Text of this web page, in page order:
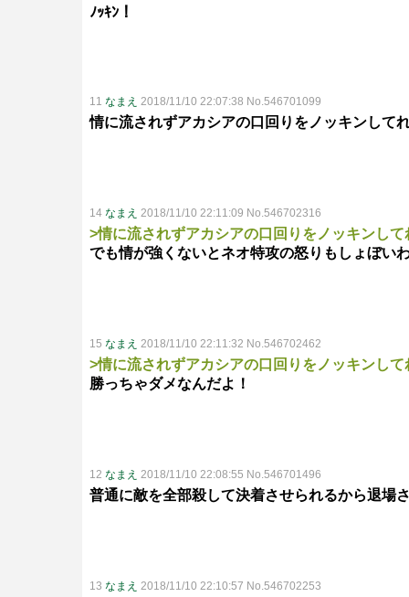
ﾉｯｷﾝ！
11 なまえ 2018/11/10 22:07:38 No.546701099
情に流されずアカシアの口回りをノッキンして
14 なまえ 2018/11/10 22:11:09 No.546702316
>情に流されずアカシアの口回りをノッキンし
でも情が強くないとネオ特攻の怒りもしょぼい
15 なまえ 2018/11/10 22:11:32 No.546702462
>情に流されずアカシアの口回りをノッキンし
勝っちゃダメなんだよ！
12 なまえ 2018/11/10 22:08:55 No.546701496
普通に敵を全部殺して決着させられるから退場
13 なまえ 2018/11/10 22:10:57 No.546702253